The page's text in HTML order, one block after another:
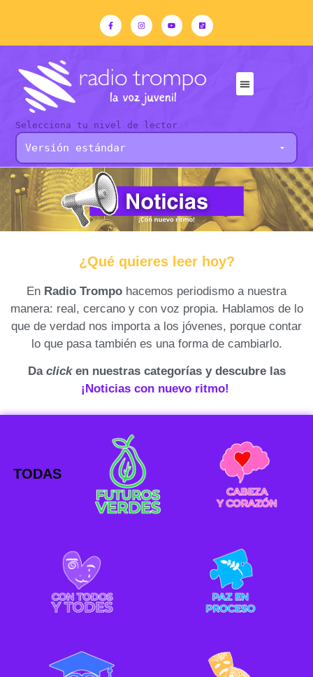
Selecciona tu nivel de lector
¿Qué quieres leer hoy?
En Radio Trompo hacemos periodismo a nuestra
manera: real, cercano y con voz propia. Hablamos de lo
que de verdad nos importa a los jóvenes, porque contar
lo que pasa también es una forma de cambiarlo.
Da clicken nuestras categorías y descubre las
¡Noticias con nuevo ritmo!
TODAS